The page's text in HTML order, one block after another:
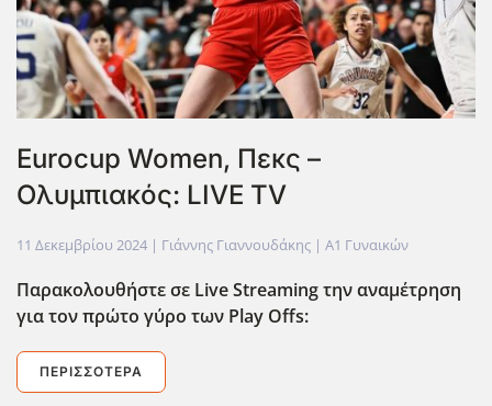
Eurocup Women, Πεκς –
Ολυμπιακός: LIVE TV
11 Δεκεμβρίου 2024 | Γιάννης Γιαννουδάκης | Α1 Γυναικών
Παρακολουθήστε σε LiveStreamingτην αναμέτρηση
για τον πρώτο γύρο των Play Offs:
ΠΕΡΙΣΣΌΤΕΡΑ